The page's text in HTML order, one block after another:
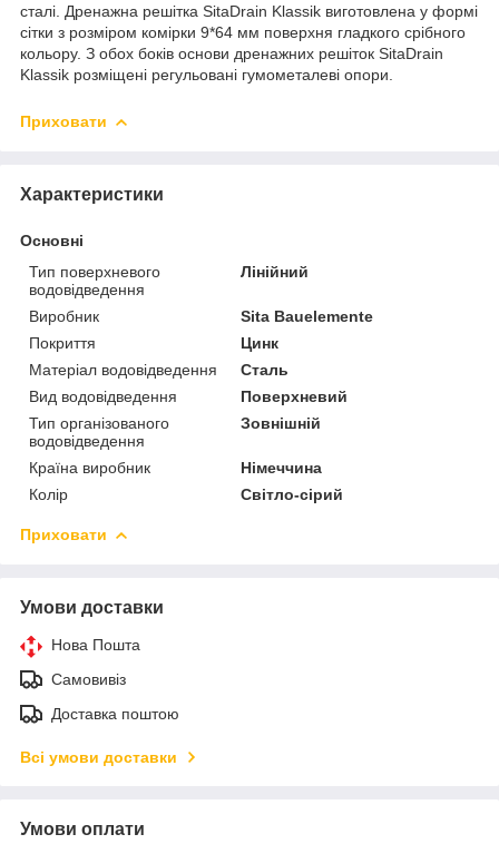
сталі. Дренажна решітка SitaDrain Klassik виготовлена у формі
сітки з розміром комірки 9*64 мм поверхня гладкого срібного
кольору. З обох боків основи дренажних решіток SitaDrain
Klassik розміщені регульовані гумометалеві опори.
Приховати
Характеристики
Основні
Тип поверхневого
водовідведення
Лінійний
Виробник
Sita Bauelemente
Покриття
Цинк
Матеріал водовідведення
Сталь
Вид водовідведення
Поверхневий
Тип організованого
водовідведення
Зовнішній
Країна виробник
Німеччина
Колір
Світло-сірий
Приховати
Умови доставки
Нова Пошта
Самовивіз
Доставка поштою
Всі умови доставки
Умови оплати